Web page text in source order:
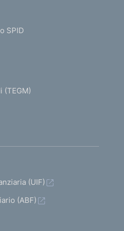
SPID
(TEGM)
(UIF)
(ABF)